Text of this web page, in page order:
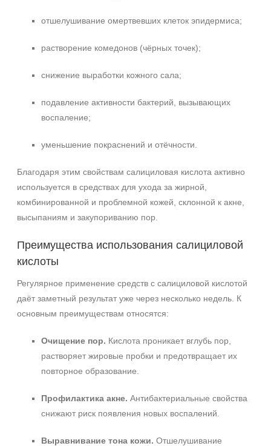
отшелушивание омертвевших клеток эпидермиса;
растворение комедонов (чёрных точек);
снижение выработки кожного сала;
подавление активности бактерий, вызывающих
воспаление;
уменьшение покраснений и отёчности.
Благодаря этим свойствам салициловая кислота активно
используется в средствах для ухода за жирной,
комбинированной и проблемной кожей, склонной к акне,
высыпаниям и закупориванию пор.
Преимущества использования салициловой
кислоты
Регулярное применение средств с салициловой кислотой
даёт заметный результат уже через несколько недель. К
основным преимуществам относятся:
Очищение пор. Кислота проникает вглубь пор,
растворяет жировые пробки и предотвращает их
повторное образование.
Профилактика акне. Антибактериальные свойства
снижают риск появления новых воспалений.
Выравнивание тона кожи. Отшелушивание